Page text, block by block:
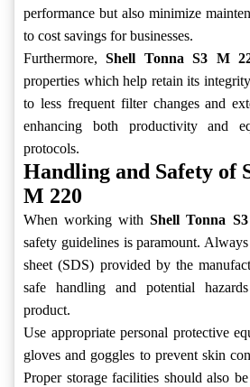
performance but also minimize
to cost savings for businesses.
Furthermore,Shell Tonna S3 M
properties which help retain its
to less frequent filter changes and
enhancing both productivity and
protocols.
Handling and Safety of
M 220
When working withShell Tonna
safety guidelines is paramount.
sheet (SDS) provided by the
safe handling and potential
product.
Use appropriate personal protective
gloves and goggles to prevent skin
Proper storage facilities should also